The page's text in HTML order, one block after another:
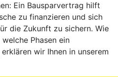
Ein Bausparvertrag hilft
zu finanzieren und sich
die Zukunft zu sichern. Wie
Phasen ein
wir Ihnen in unserem